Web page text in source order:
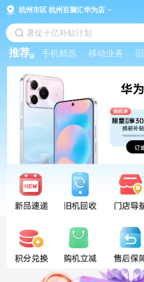
杭州市区 杭州百脑汇华为店
暑促十亿补贴计划
推荐 手机精选 移动业务